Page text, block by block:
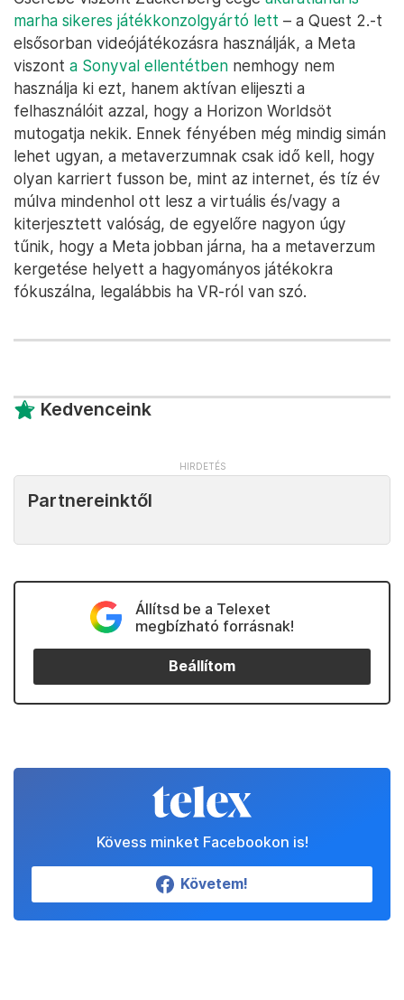
marha sikeres játékkonzolgyártó lett – a Quest 2.-t
elsősorban videójátékozásra használják, a Meta
viszont a Sonyval ellentétben nemhogy nem
használja ki ezt, hanem aktívan elijeszti a
felhasználóit azzal, hogy a Horizon Worldsöt
mutogatja nekik. Ennek fényében még mindig simán
lehet ugyan, a metaverzumnak csak idő kell, hogy
olyan karriert fusson be, mint az internet, és tíz év
múlva mindenhol ott lesz a virtuális és/vagy a
kiterjesztett valóság, de egyelőre nagyon úgy
tűnik, hogy a Meta jobban járna, ha a metaverzum
kergetése helyett a hagyományos játékokra
fókuszálna, legalábbis ha VR-ról van szó.
Kedvenceink
Partnereinktől
Állítsd be a Telexet
megbízható forrásnak!
Beállítom
Kövess minket Facebookon is!
Követem!